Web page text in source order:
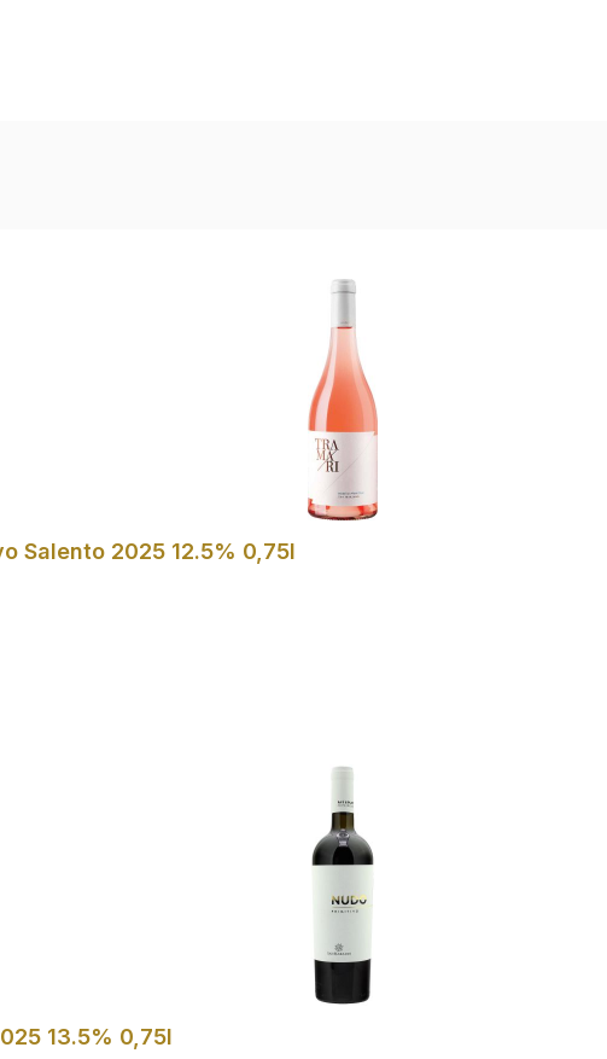
Salento 2025 12.5% 0,75l
In den Warenkorb
13.5% 0,75l